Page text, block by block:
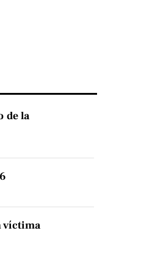
de la
víctima